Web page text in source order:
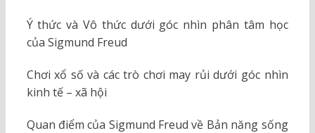
Ý thức và Vô thức dưới góc nhìn phân tâm học
của Sigmund Freud
Chơi xổ số và các trò chơi may rủi dưới góc nhìn
kinh tế – xã hội
Quan điểm của Sigmund Freud về Bản năng sống